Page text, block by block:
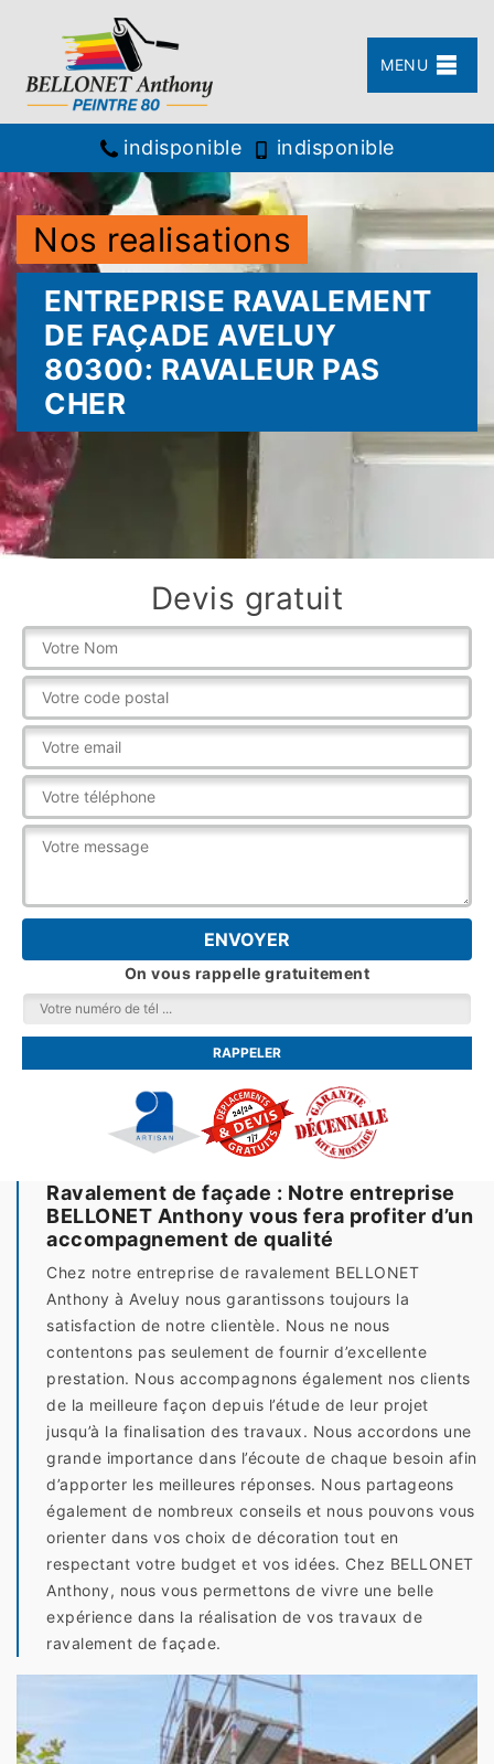
MENU
indisponible indisponible
Nos realisations
ENTREPRISE RAVALEMENT
DE FAÇADE AVELUY
80300: RAVALEUR PAS
CHER
Devis gratuit
On vous rappelle gratuitement
Ravalement de façade : Notre entreprise
BELLONET Anthony vous fera profiter d’un
accompagnement de qualité
Chez notre entreprise de ravalement BELLONET
Anthony à Aveluy nous garantissons toujours la
satisfaction de notre clientèle. Nous ne nous
contentons pas seulement de fournir d’excellente
prestation. Nous accompagnons également nos clients
de la meilleure façon depuis l’étude de leur projet
jusqu’à la finalisation des travaux. Nous accordons une
grande importance dans l’écoute de chaque besoin afin
d’apporter les meilleures réponses. Nous partageons
également de nombreux conseils et nous pouvons vous
orienter dans vos choix de décoration tout en
respectant votre budget et vos idées. Chez BELLONET
Anthony, nous vous permettons de vivre une belle
expérience dans la réalisation de vos travaux de
ravalement de façade.